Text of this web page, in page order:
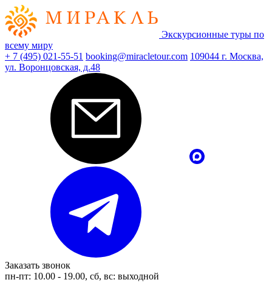
Экскурсионные туры по
всему миру
+ 7 (495) 021-55-51 booking@miracletour.com 109044 г. Москва,
ул. Воронцовская, д.48
Заказать звонок
пн-пт: 10.00 - 19.00, сб, вс: выходной